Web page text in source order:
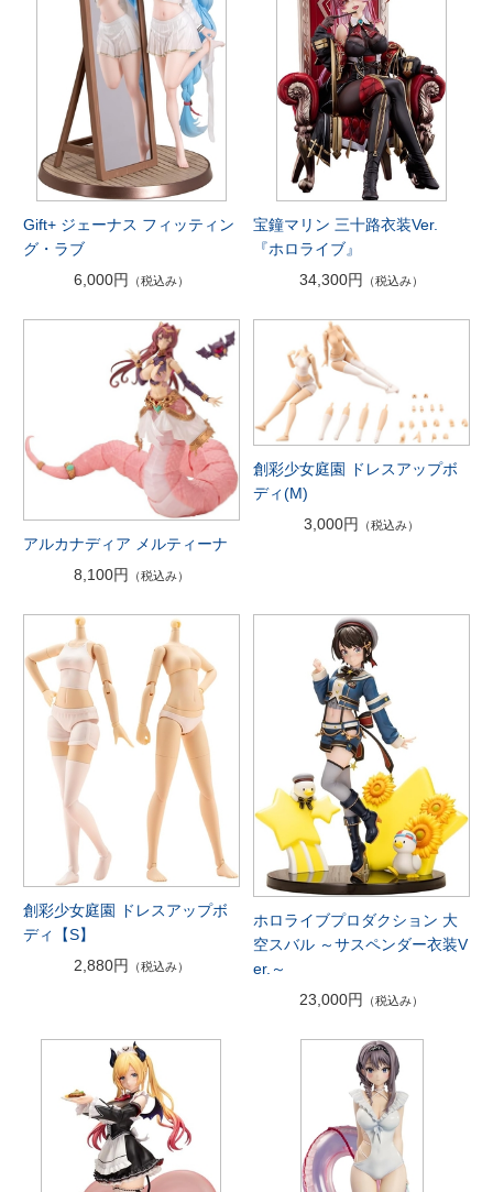
Gift+ ジェーナス フィッティン
グ・ラブ
6,000円 （税込み）
宝鐘マリン 三十路衣装Ver.
『ホロライブ』
34,300円
（税込み）
アルカナディア メルティーナ
8,100円 （税込み）
創彩少女庭園 ドレスアップボ
ディ(M)
3,000円
（税込み）
創彩少女庭園 ドレスアップボ
ディ【S】
2,880円
（税込み）
ホロライブプロダクション 大
空スバル ～サスペンダー衣装V
er.～
23,000円
（税込み）